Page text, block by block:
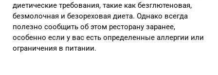
диетические требования, такие как безглютеновая,
безмолочная и безореховая диета. Однако всегда
полезно сообщить об этом ресторану заранее,
особенно если у вас есть определенные аллергии или
ограничения в питании.